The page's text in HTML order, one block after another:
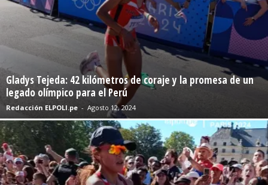
Gladys Tejeda: 42 kilómetros de coraje y la promesa de un
legado olímpico para el Perú
Redacción ELPOLI.pe - Agosto 12, 2024